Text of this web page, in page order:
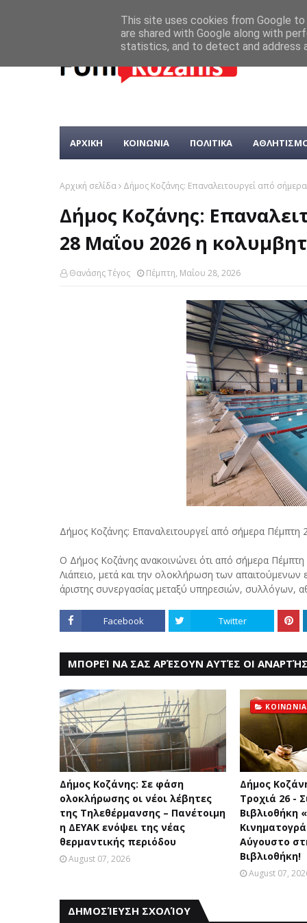
ΑΡΧΙΚΗ ΚΟΙΝΩΝΙΑ ΠΟΛΙΤΙΚΑ
Αρχική σελίδα Δήμος Κοζάνης: Επαναλειτουργεί από
Δήμος Κοζάνης:
28 Μαΐου 2026 η
Θανάσης Τέγος Πέμπτη, Μαΐου 28, 2026
Δήμος Κοζάνης: Επαναλειτουργεί από σήμερα
Ο Δήμος Κοζάνης ανακοινώνει ότι από σήμερα
Λιάπειο, μετά και την ολοκλήρωση των
άριστης συνεργασίας μεταξύ υπηρεσιών, συλλόγων,
Facebook Twitter
ΜΠΟΡΕΊ ΝΑ ΣΑΣ ΑΡΈΣΟΥΝ ΑΥΤΈΣ ΟΙ
Δήμος Κοζάνης: Σε φάση
ολοκλήρωσης οι νέοι λέβητες
της Τηλεθέρμανσης – Πανέτοιμη
η ΔΕΥΑΚ ενόψει της νέας
θερμαντικής περιόδου
August 07, 2026
ΚΟΙΝΩΝΙΑ
Δήμος
Τροχιά 26 -
Βιβλιοθήκη
Αύγουστο
Βιβλιοθήκη!
August 07,
ΔΗΜΟΣΊΕΥΣΗ ΣΧΟΛΊΟΥ
This site uses cookies from Google
are shared with Google along with
statistics, and to detect and address